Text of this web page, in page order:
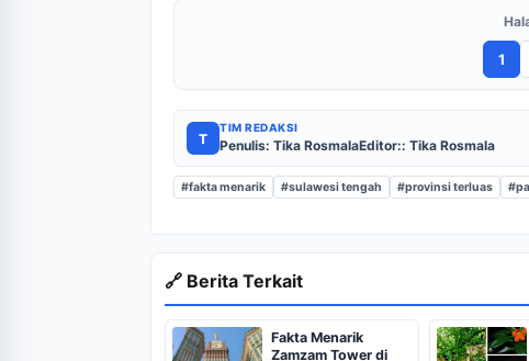
1
T
TIM REDAKSI
Penulis: Tika RosmalaEditor:: Tika Rosmala
#fakta menarik #sulawesi tengah #provinsi terluas
🔗 Berita Terkait
Fakta Menarik
Zamzam Tower di